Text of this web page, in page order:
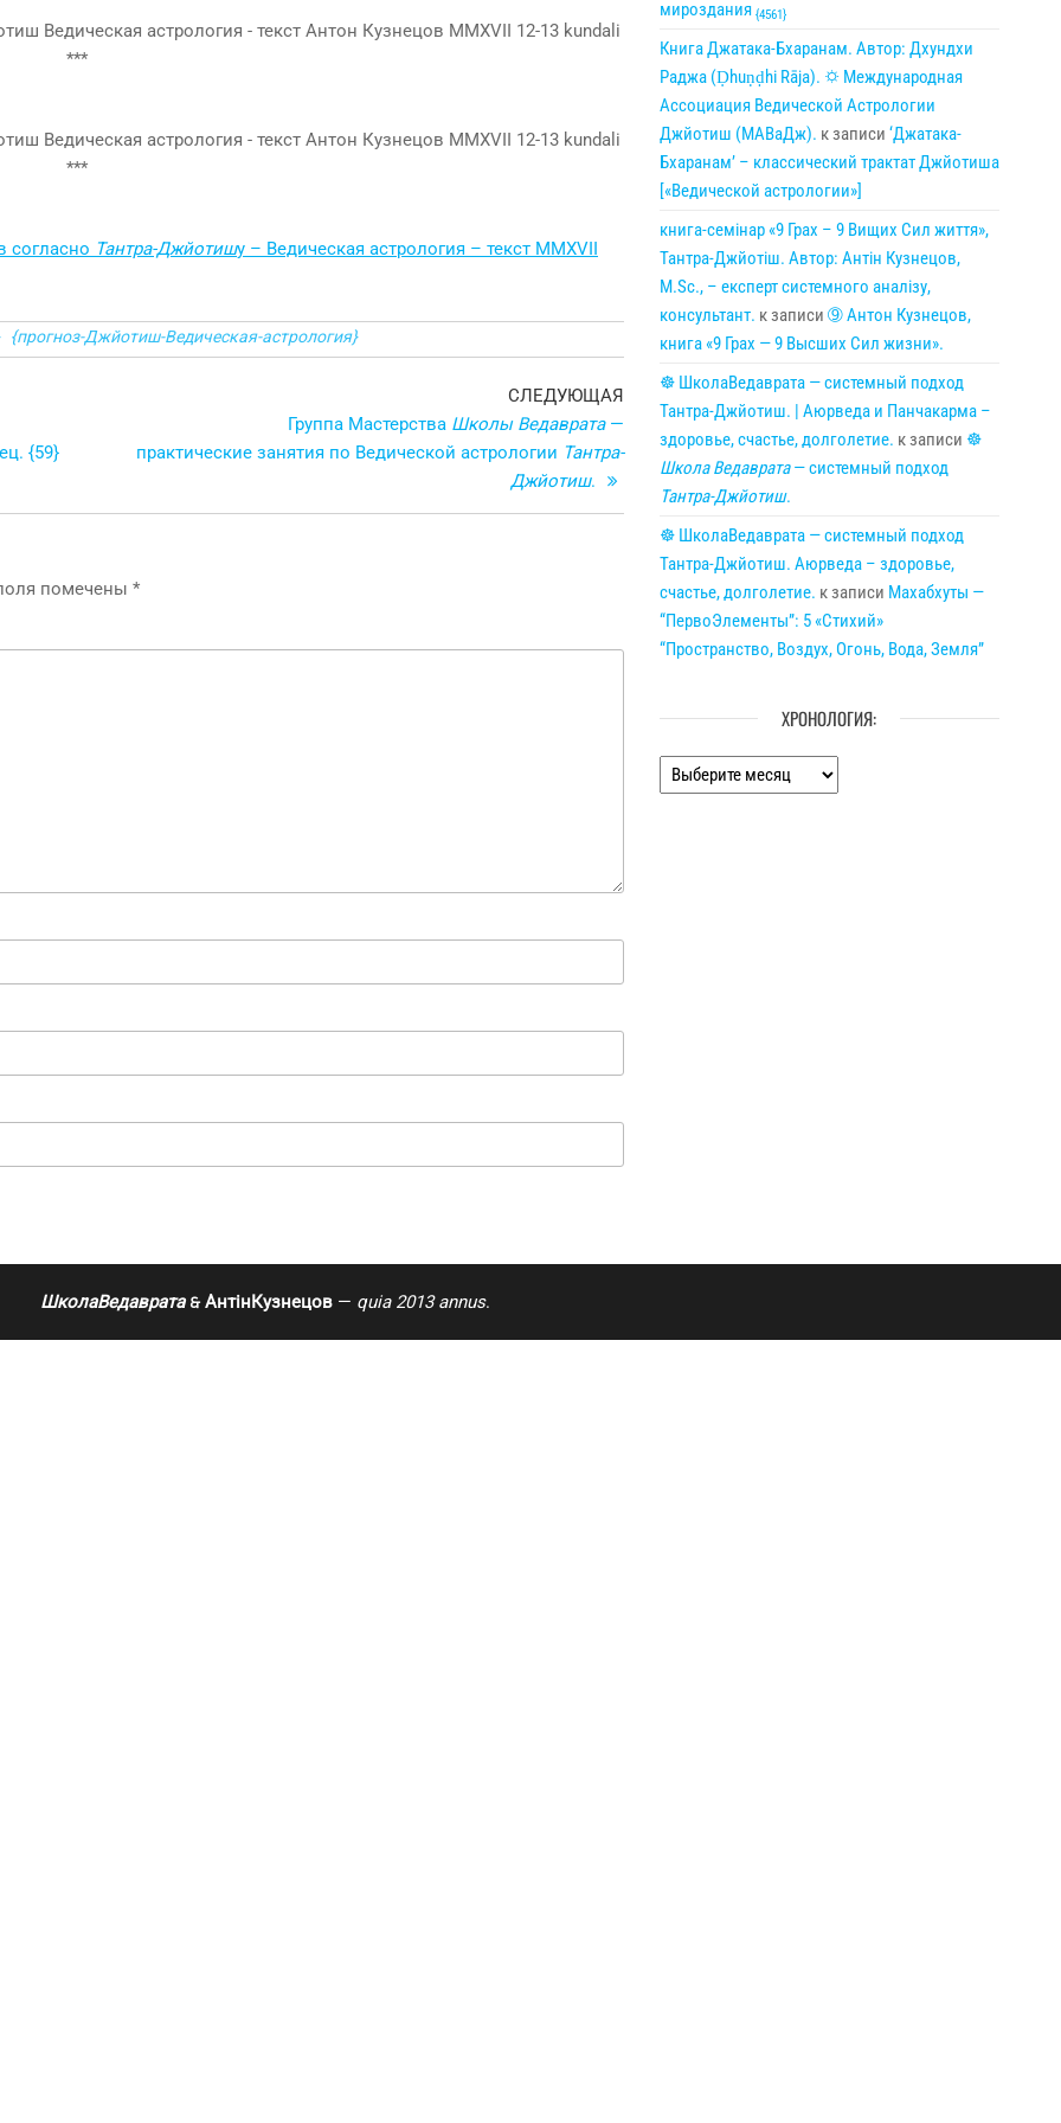
согласно Тантра-Джйотишу – Ведическая астрология – текст MMXVII
{прогноз-Джйотиш-Ведическая-астрология}
{59}
Следующая
запись
СЛЕДУЮЩАЯ
Группа Мастерства Школы Ведаврата—
практические занятия по Ведической астрологии Тантра-
Джйотиш.
помечены *
мироздания {4561}
Книга Джатака-Бхаранам. Автор: Дхундхи
Раджа (Ḍhuṇḍhi Rāja). 🌣 Международная
Ассоциация Ведической Астрологии
Джйотиш (МАВаДж). к записи ‘Джатака-
Бхаранам’ – классический трактат Джйотиша
[«Ведической астрологии»]
книга-семінар «9 Грах – 9 Вищих Сил життя»,
Тантра-Джйотіш. Автор: Антін Кузнецов,
M.Sc., – експерт системного аналізу,
консультант. к записи ➈ Антон Кузнецов,
книга «9 Грах — 9 Высших Сил жизни».
☸ ШколаВедаврата — системный подход
Тантра-Джйотиш. | Аюрведа и Панчакарма –
здоровье, счастье, долголетие. к записи ☸
Школа Ведаврата— системный подход
Тантра-Джйотиш.
☸ ШколаВедаврата — системный подход
Тантра-Джйотиш. Аюрведа – здоровье,
счастье, долголетие. к записи Махабхуты —
“ПервоЭлементы”: 5 «Стихий»
“Пространство, Воздух, Огонь, Вода, Земля”
ХРОНОЛОГИЯ:
Хронология:
ШколаВедаврата 🙲 АнтінКузнецов — quia 2013 annus.